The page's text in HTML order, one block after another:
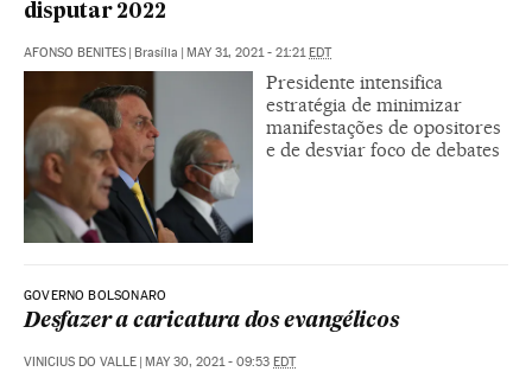
disputar 2022
AFONSO BENITES | Brasília | MAY 31, 2021 - 21:21EDT
Presidente intensifica
estratégia de minimizar
manifestações de opositores
e de desviar foco de debates
GOVERNO BOLSONARO
Desfazer a caricatura dos evangélicos
VINICIUS DO VALLE | MAY 30, 2021 - 09:53 EDT